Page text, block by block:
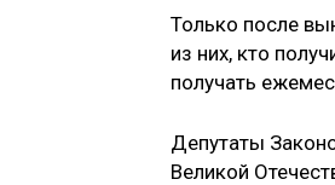
Только после
из них, кто
получать
Депутаты
Великой